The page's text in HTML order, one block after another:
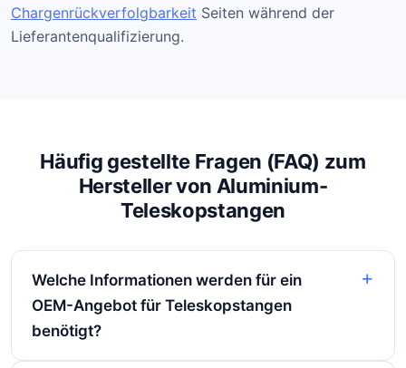
Chargenrückverfolgbarkeit Seiten während der
Lieferantenqualifizierung.
Häufig gestellte Fragen (FAQ) zum
Hersteller von Aluminium-
Teleskopstangen
Welche Informationen werden für ein
OEM-Angebot für Teleskopstangen
benötigt?